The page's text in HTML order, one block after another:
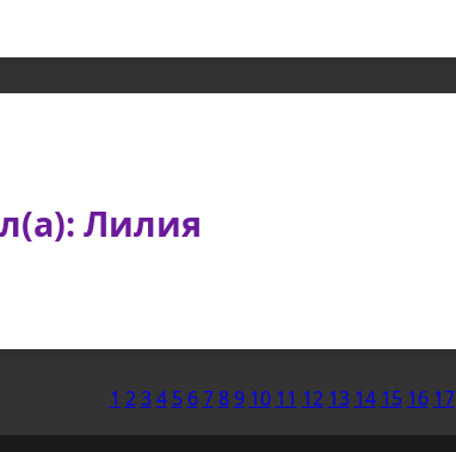
Лилия
1 2 3 4 5 6 7 8 9 10 11 12 13 14 15 16 17